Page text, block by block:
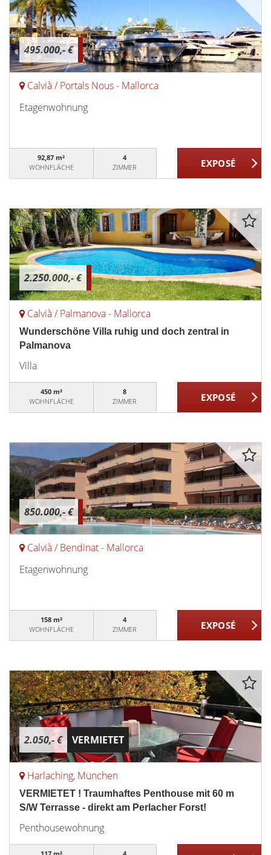
495.000,- €
Calvià / Portals Nous - Mallorca
Etagenwohnung
92,87 m²
WOHNFLÄCHE
4
ZIMMER
2.250.000,- €
Calvià / Palmanova - Mallorca
Wunderschöne Villa ruhig und doch zentral in
Palmanova
Villa
450 m²
WOHNFLÄCHE
8
ZIMMER
850.000,- €
Calvià / Bendinat - Mallorca
Etagenwohnung
158 m²
WOHNFLÄCHE
4
ZIMMER
2.050,- € VERMIETET
Harlaching, München
VERMIETET ! Traumhaftes Penthouse mit 60 m
S/W Terrasse - direkt am Perlacher Forst!
Penthousewohnung